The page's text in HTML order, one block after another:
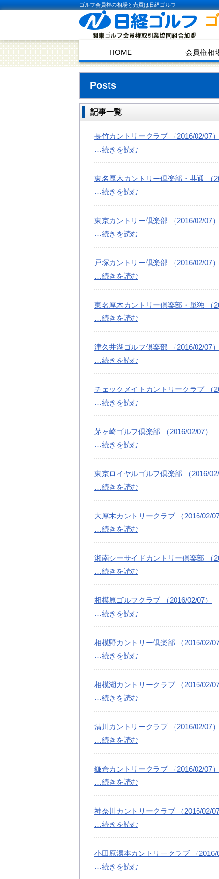
ゴルフ会員権の相場と売買は日経ゴルフ
HOME 会員権相
Posts
記事一覧
長竹カントリークラブ （2016/02/07）
…続きを読む
東名厚木カントリー倶楽部・共通 （
…続きを読む
東京カントリー倶楽部 （2016/02/07）
…続きを読む
戸塚カントリー倶楽部 （2016/02/07）
…続きを読む
東名厚木カントリー倶楽部・単独 （
…続きを読む
津久井湖ゴルフ倶楽部 （2016/02/07）
…続きを読む
チェックメイトカントリークラブ （
…続きを読む
茅ヶ崎ゴルフ倶楽部 （2016/02/07）
…続きを読む
東京ロイヤルゴルフ倶楽部 （2016/02/
…続きを読む
大厚木カントリークラブ （2016/02/07
…続きを読む
湘南シーサイドカントリー倶楽部 （
…続きを読む
相模原ゴルフクラブ （2016/02/07）
…続きを読む
相模野カントリー倶楽部 （2016/02/07
…続きを読む
相模湖カントリークラブ （2016/02/07
…続きを読む
清川カントリークラブ （2016/02/07）
…続きを読む
鎌倉カントリークラブ （2016/02/07）
…続きを読む
神奈川カントリークラブ （2016/02/07
…続きを読む
小田原湯本カントリークラブ （2016/
…続きを読む